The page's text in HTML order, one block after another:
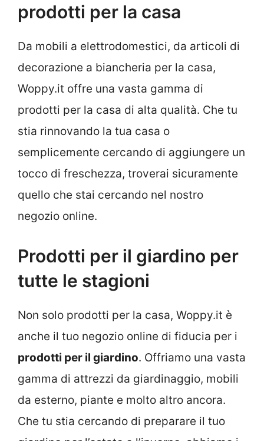
prodotti per la casa
Da mobili a elettrodomestici, da articoli di
decorazione a biancheria per la casa,
Woppy.it offre una vasta gamma di
prodotti per la casa di alta qualità. Che tu
stia rinnovando la tua casa o
semplicemente cercando di aggiungere un
tocco di freschezza, troverai sicuramente
quello che stai cercando nel nostro
negozio online.
Prodotti per il giardino per
tutte le stagioni
Non solo prodotti per la casa, Woppy.it è
anche il tuo negozio online di fiducia per i
prodotti per il giardino. Offriamo una vasta
gamma di attrezzi da giardinaggio, mobili
da esterno, piante e molto altro ancora.
Che tu stia cercando di preparare il tuo